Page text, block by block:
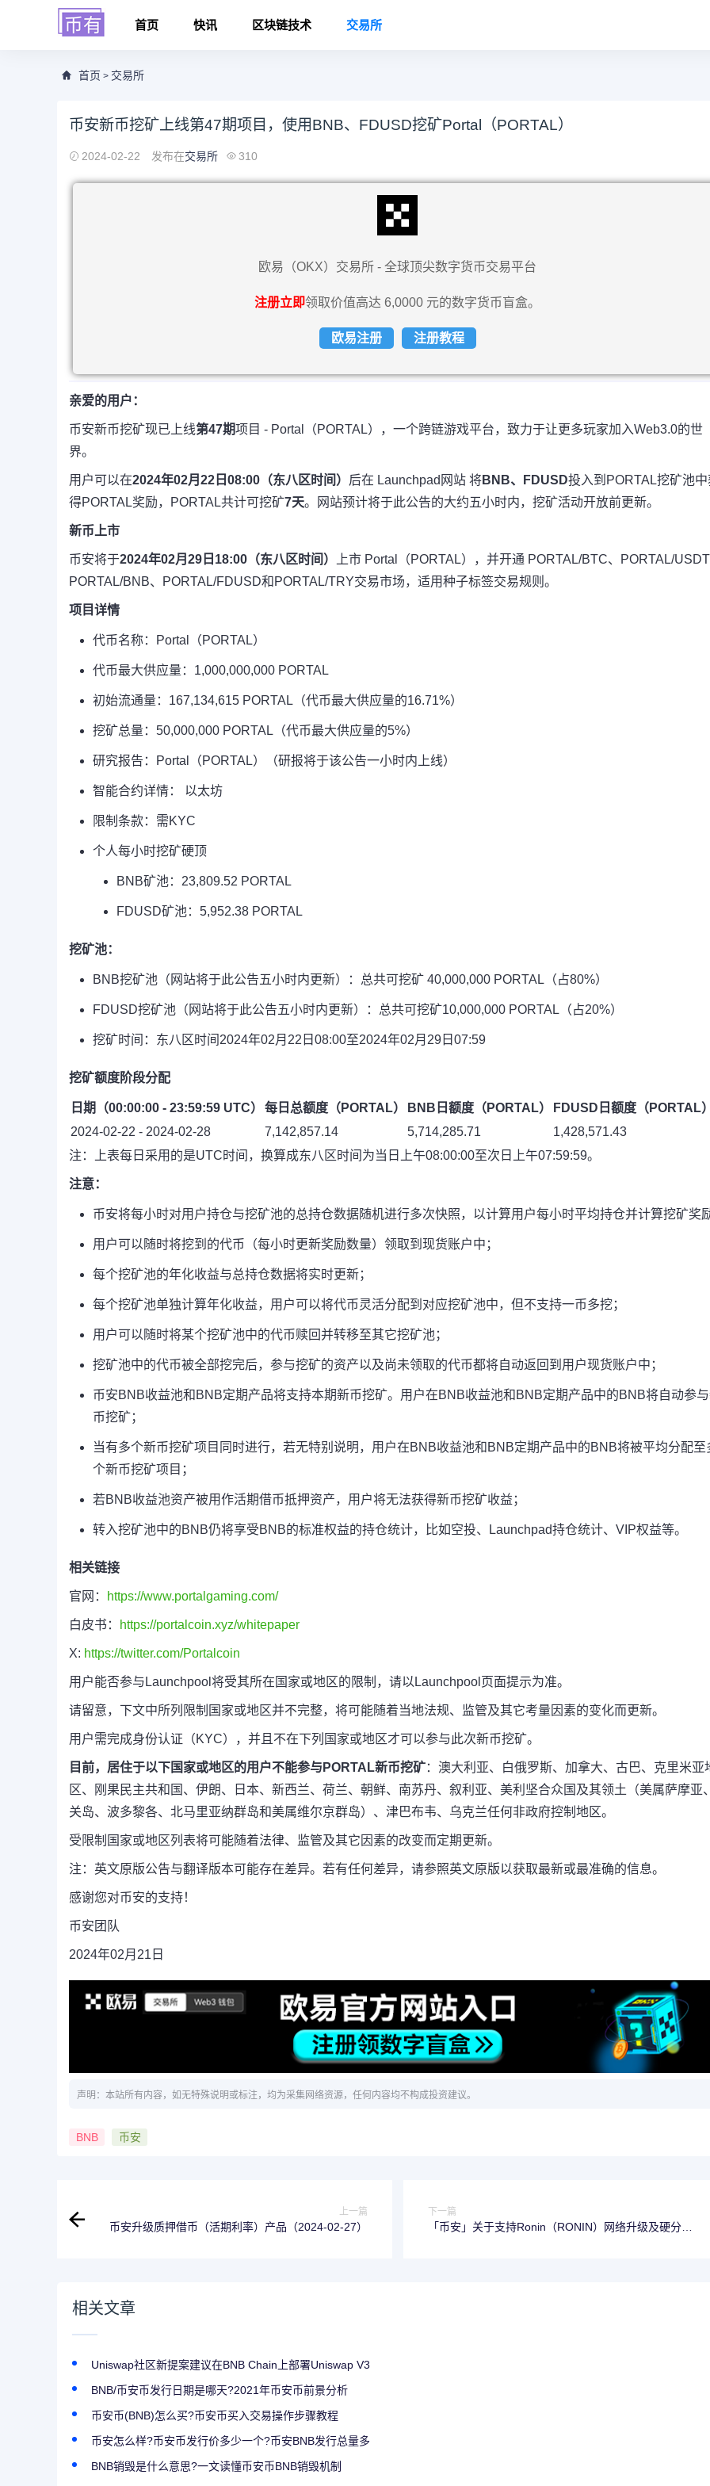
首页 快讯 区块链技术 交易所
首页 > 交易所
币安新币挖矿上线第47期项目，使用BNB、FDUSD挖矿Portal（PORTAL）
2024-02-22 发布在交易所 310
欧易（OKX）交易所 - 全球顶尖数字货币交易平台
注册立即领取价值高达 6,0000 元的数字货币盲盒。
欧易注册 注册教程
亲爱的用户：
币安新币挖矿现已上线第47期项目 - Portal（PORTAL），一个跨链游戏平台，致力于让更多玩家加入Web3.0的世
界。
用户可以在2024年02月22日08:00（东八区时间） 后在 Launchpad网站 将BNB、FDUSD投入到PORTAL挖矿池中
得PORTAL奖励，PORTAL共计可挖矿7天。网站预计将于此公告的大约五小时内，挖矿活动开放前更新。
新币上市
币安将于2024年02月29日18:00（东八区时间）
上市 Portal（PORTAL），并开通 PORTAL/BTC、PORTAL/
PORTAL/BNB、PORTAL/FDUSD和PORTAL/TRY交易市场，适用种子标签交易规则。
项目详情
代币名称：Portal（PORTAL）
代币最大供应量：1,000,000,000 PORTAL
初始流通量：167,134,615 PORTAL（代币最大供应量的16.71%）
挖矿总量：50,000,000 PORTAL（代币最大供应量的5%）
研究报告：Portal（PORTAL）（研报将于该公告一小时内上线）
智能合约详情： 以太坊
限制条款：需KYC
个人每小时挖矿硬顶
BNB矿池：23,809.52 PORTAL
FDUSD矿池：5,952.38 PORTAL
挖矿池：
BNB挖矿池（网站将于此公告五小时内更新）：总共可挖矿 40,000,000 PORTAL（占80%）
FDUSD挖矿池（网站将于此公告五小时内更新）：总共可挖矿10,000,000 PORTAL（占20%）
挖矿时间：东八区时间2024年02月22日08:00至2024年02月29日07:59
挖矿额度阶段分配
日期（00:00:00 - 23:59:59 UTC） 每日总额度（PORTAL） BNB日额度（PORTAL）
FDUSD日额度（PORTAL
2024-02-22 - 2024-02-28
7,142,857.14 5,714,285.71
1,428,571.43
注：上表每日采用的是UTC时间，换算成东八区时间为当日上午08:00:00至次日上午07:59:59。
注意：
币安将每小时对用户持仓与挖矿池的总持仓数据随机进行多次快照，以计算用户每小时平均持仓并计算挖矿奖
用户可以随时将挖到的代币（每小时更新奖励数量）领取到现货账户中；
每个挖矿池的年化收益与总持仓数据将实时更新；
每个挖矿池单独计算年化收益，用户可以将代币灵活分配到对应挖矿池中，但不支持一币多挖；
用户可以随时将某个挖矿池中的代币赎回并转移至其它挖矿池；
挖矿池中的代币被全部挖完后，参与挖矿的资产以及尚未领取的代币都将自动返回到用户现货账户中；
币安BNB收益池和BNB定期产品将支持本期新币挖矿。用户在BNB收益池和BNB定期产品中的BNB将自动参
币挖矿；
当有多个新币挖矿项目同时进行，若无特别说明，用户在BNB收益池和BNB定期产品中的BNB将被平均分配至
个新币挖矿项目；
若BNB收益池资产被用作活期借币抵押资产，用户将无法获得新币挖矿收益；
转入挖矿池中的BNB仍将享受BNB的标准权益的持仓统计，比如空投、Launchpad持仓统计、VIP权益等。
相关链接
官网： https://www.portalgaming.com/
白皮书： https://portalcoin.xyz/whitepaper
X: https://twitter.com/Portalcoin
用户能否参与Launchpool将受其所在国家或地区的限制，请以Launchpool页面提示为准。
请留意，下文中所列限制国家或地区并不完整，将可能随着当地法规、监管及其它考量因素的变化而更新。
用户需完成身份认证（KYC），并且不在下列国家或地区才可以参与此次新币挖矿。
目前，居住于以下国家或地区的用户不能参与PORTAL新币挖矿：澳大利亚、白俄罗斯、加拿大、古巴、克里米亚
区、刚果民主共和国、伊朗、日本、新西兰、荷兰、朝鲜、南苏丹、叙利亚、美利坚合众国及其领土（美属萨摩亚
关岛、波多黎各、北马里亚纳群岛和美属维尔京群岛）、津巴布韦、乌克兰任何非政府控制地区。
受限制国家或地区列表将可能随着法律、监管及其它因素的改变而定期更新。
注：英文原版公告与翻译版本可能存在差异。若有任何差异，请参照英文原版以获取最新或最准确的信息。
感谢您对币安的支持！
币安团队
2024年02月21日
声明：本站所有内容，如无特殊说明或标注，均为采集网络资源，任何内容均不构成投资建议。
BNB 币安
上一篇
币安升级质押借币（活期利率）产品（2024-02-27）
下一篇
「币安」关于支持Ronin（RONIN）网络升级及硬分叉
相关文章
Uniswap社区新提案建议在BNB Chain上部署Uniswap V3
BNB/币安币发行日期是哪天?2021年币安币前景分析
币安币(BNB)怎么买?币安币买入交易操作步骤教程
币安怎么样?币安币发行价多少一个?币安BNB发行总量多
BNB销毁是什么意思?一文读懂币安币BNB销毁机制